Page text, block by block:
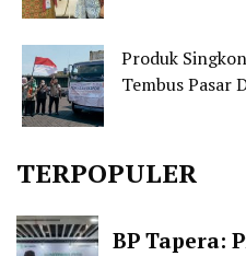
Produk
Tembus Pasar
TERPOPULER